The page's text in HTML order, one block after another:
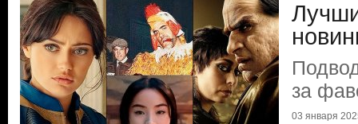
за
03 января